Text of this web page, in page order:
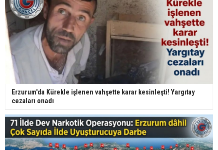
Erzurum'da Kürekle işlenen vahşette karar kesinleşti! Yargıtay
cezaları onadı